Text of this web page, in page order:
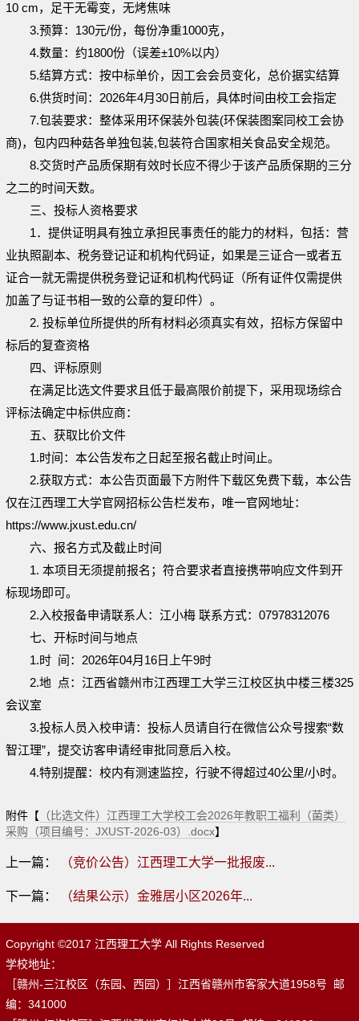
10 cm，足干无霉变，无烤焦味
3.预算： 130元/份，每份净重1000克，
4.数量：约1800份（误差±10%以内）
5.结算方式：按中标单价，因工会会员变化，总价据实结算
6.供货时间： 2026年4月30日前后，具体时间由校工会指定
7.包装要求： 整体采用环保装外包装(环保装图案同校工会协
商)，包内四种菇各单独包装,包装符合国家相关食品安全规范。
8.交货时产品质保期有效时长应不得少于该产品质保期的三分
之二的时间天数。
三、投标人资格要求
1．提供证明具有独立承担民事责任的能力的材料，包括：营
业执照副本、税务登记证和机构代码证，如果是三证合一或者五
证合一就无需提供税务登记证和机构代码证（所有证件仅需提供
加盖了与证书相一致的公章的复印件）。
2. 投标单位所提供的所有材料必须真实有效，招标方保留中
标后的复查资格
四、评标原则
在满足比选文件要求且低于最高限价前提下，采用现场综合
评标法确定中标供应商：
五、获取比价文件
1.时间：本公告发布之日起至报名截止时间止。
2.获取方式：本公告页面最下方附件下载区免费下载，本公告
仅在江西理工大学官网招标公告栏发布，唯一官网地址：
https://www.jxust.edu.cn/
六、报名方式及截止时间
1. 本项目无须提前报名；符合要求者直接携带响应文件到开
标现场即可。
2.入校报备申请联系人：江小梅 联系方式：07978312076
七、开标时间与地点
1.时 间： 2026年04月 16日上午9时
2.地 点：江西省赣州市江西理工大学三江校区执中楼三楼325
会议室
3.投标人员入校申请：投标人员请自行在微信公众号搜索“数
智江理”，提交访客申请经审批同意后入校。
4.特别提醒：校内有测速监控，行驶不得超过40公里/小时。
附件【 （比选文件）江西理工大学校工会2026年教职工福利（菌类）
采购（项目编号：JXUST-2026-03）.docx】
上一篇： （竞价公告）江西理工大学一批报废...
下一篇： （结果公示）金雅居小区2026年...
Copyright ©2017 江西理工大学 All Rights Reserved
学校地址：
［赣州-三江校区（东园、西园）］江西省赣州市客家大道1958号 邮
编：341000